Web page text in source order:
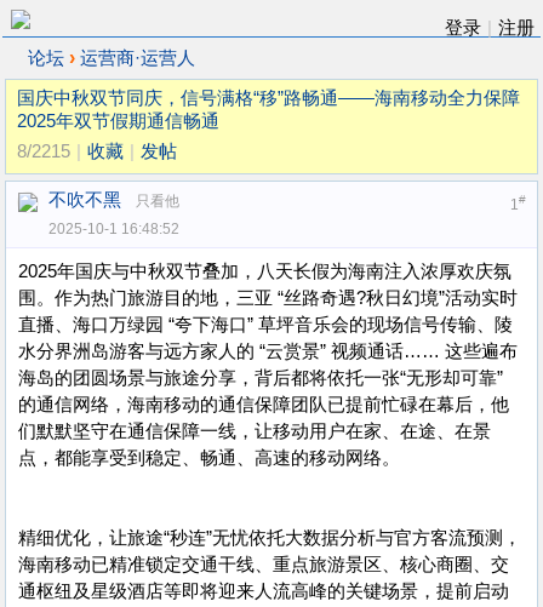
登录
注册
论坛 › 运营商·运营人
国庆中秋双节同庆，信号满格“移”路畅通——海南移动全力保障
2025年双节假期通信畅通
8/2215
收藏 发帖
1#
不吹不黑
只看他
2025-10-1 16:48:52
2025年国庆与中秋双节叠加，八天长假为海南注入浓厚欢庆氛
围。作为热门旅游目的地，三亚 “丝路奇遇?秋日幻境”活动实时
直播、海口万绿园 “夸下海口” 草坪音乐会的现场信号传输、陵
水分界洲岛游客与远方家人的 “云赏景” 视频通话…… 这些遍布
海岛的团圆场景与旅途分享，背后都将依托一张“无形却可靠”
的通信网络，海南移动的通信保障团队已提前忙碌在幕后，他
们默默坚守在通信保障一线，让移动用户在家、在途、在景
点，都能享受到稳定、畅通、高速的移动网络。
精细优化，让旅途“秒连”无忧依托大数据分析与官方客流预测，
海南移动已精准锁定交通干线、重点旅游景区、核心商圈、交
通枢纽及星级酒店等即将迎来人流高峰的关键场景，提前启动